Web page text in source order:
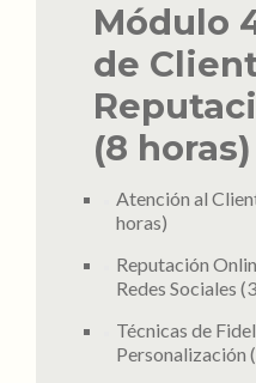
Módulo
de
(8 horas)
Atención al
horas)
Reputación
Redes Sociales
Técnicas de
Personalización